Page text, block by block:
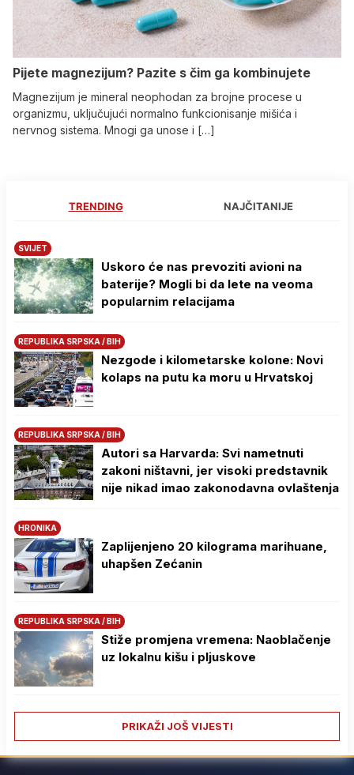
Pijete magnezijum? Pazite s čim ga kombinujete
Magnezijum je mineral neophodan za brojne procese u
organizmu, uključujući normalno funkcionisanje mišića i
nervnog sistema. Mnogi ga unose i […]
TRENDING NAJČITANIJE
SVIJET
Uskoro će nas prevoziti avioni na
baterije? Mogli bi da lete na veoma
popularnim relacijama
REPUBLIKA SRPSKA / BIH
Nezgode i kilometarske kolone: Novi
kolaps na putu ka moru u Hrvatskoj
REPUBLIKA SRPSKA / BIH
Autori sa Harvarda: Svi nametnuti
zakoni ništavni, jer visoki predstavnik
nije nikad imao zakonodavna ovlaštenja
HRONIKA
Zaplijenjeno 20 kilograma marihuane,
uhapšen Zećanin
REPUBLIKA SRPSKA / BIH
Stiže promjena vremena: Naoblačenje
uz lokalnu kišu i pljuskove
PRIKAŽI JOŠ VIJESTI